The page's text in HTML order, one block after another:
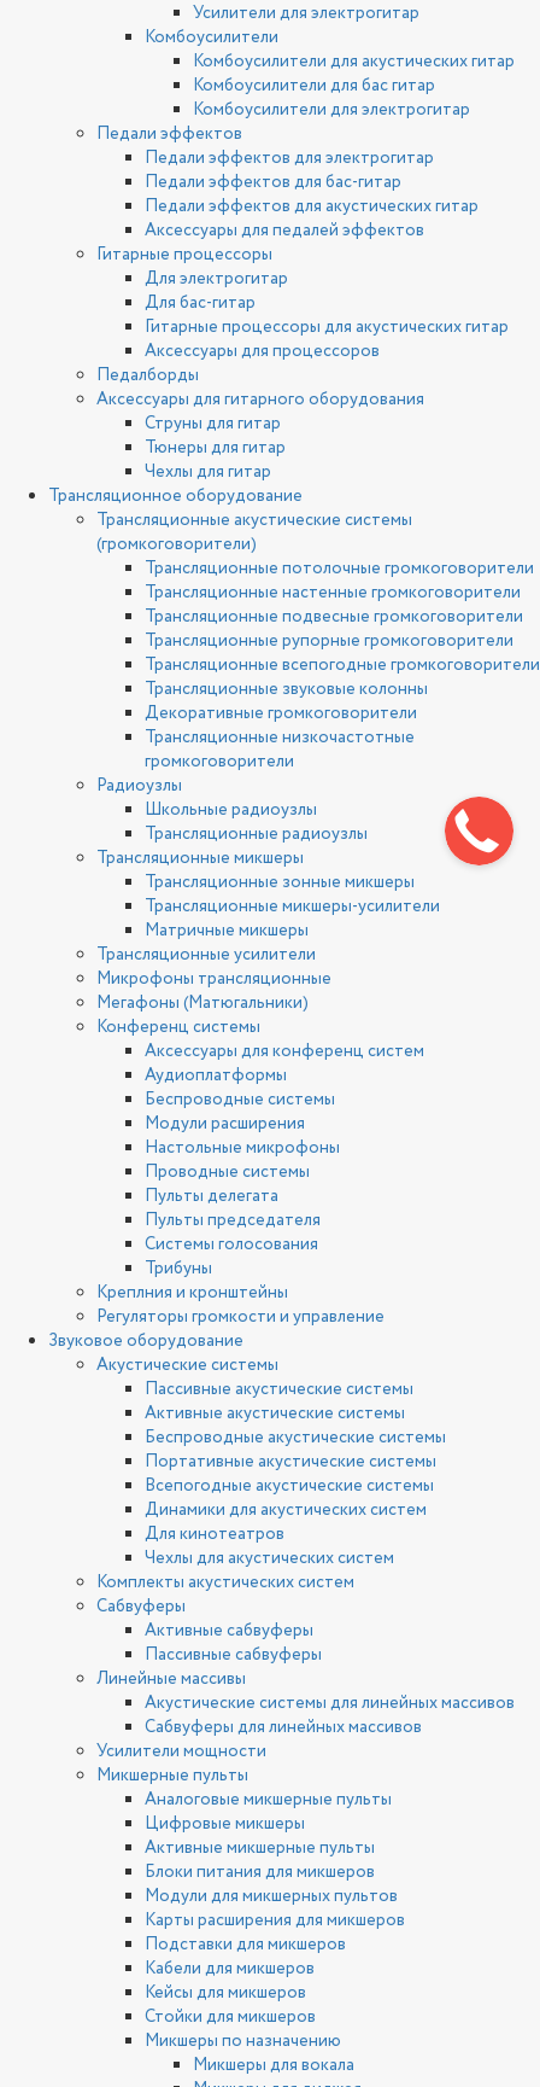
Усилители для электрогитар
Комбоусилители
Комбоусилители для акустических гитар
Комбоусилители для бас гитар
Комбоусилители для электрогитар
Педали эффектов
Педали эффектов для электрогитар
Педали эффектов для бас-гитар
Педали эффектов для акустических гитар
Аксессуары для педалей эффектов
Гитарные процессоры
Для электрогитар
Для бас-гитар
Гитарные процессоры для акустических гитар
Аксессуары для процессоров
Педалборды
Аксессуары для гитарного оборудования
Струны для гитар
Тюнеры для гитар
Чехлы для гитар
Трансляционное оборудование
Трансляционные акустические системы
(громкоговорители)
Трансляционные потолочные громкоговорители
Трансляционные настенные громкоговорители
Трансляционные подвесные громкоговорители
Трансляционные рупорные громкоговорители
Трансляционные всепогодные громкоговорители
Трансляционные звуковые колонны
Декоративные громкоговорители
Трансляционные низкочастотные
громкоговорители
Радиоузлы
Школьные радиоузлы
Трансляционные радиоузлы
Трансляционные микшеры
Трансляционные зонные микшеры
Трансляционные микшеры-усилители
Матричные микшеры
Трансляционные усилители
Микрофоны трансляционные
Мегафоны (Матюгальники)
Конференц системы
Аксессуары для конференц систем
Аудиоплатформы
Беспроводные системы
Модули расширения
Настольные микрофоны
Проводные системы
Пульты делегата
Пульты председателя
Системы голосования
Трибуны
Креплния и кронштейны
Регуляторы громкости и управление
Звуковое оборудование
Акустические системы
Пассивные акустические системы
Активные акустические системы
Беспроводные акустические системы
Портативные акустические системы
Всепогодные акустические системы
Динамики для акустических систем
Для кинотеатров
Чехлы для акустических систем
Комплекты акустических систем
Сабвуферы
Активные сабвуферы
Пассивные сабвуферы
Линейные массивы
Акустические системы для линейных массивов
Сабвуферы для линейных массивов
Усилители мощности
Микшерные пульты
Аналоговые микшерные пульты
Цифровые микшеры
Активные микшерные пульты
Блоки питания для микшеров
Модули для микшерных пультов
Карты расширения для микшеров
Подставки для микшеров
Кабели для микшеров
Кейсы для микшеров
Стойки для микшеров
Микшеры по назначению
Микшеры для вокала